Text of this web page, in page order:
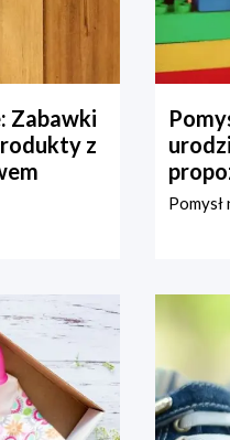
Zabawki
z